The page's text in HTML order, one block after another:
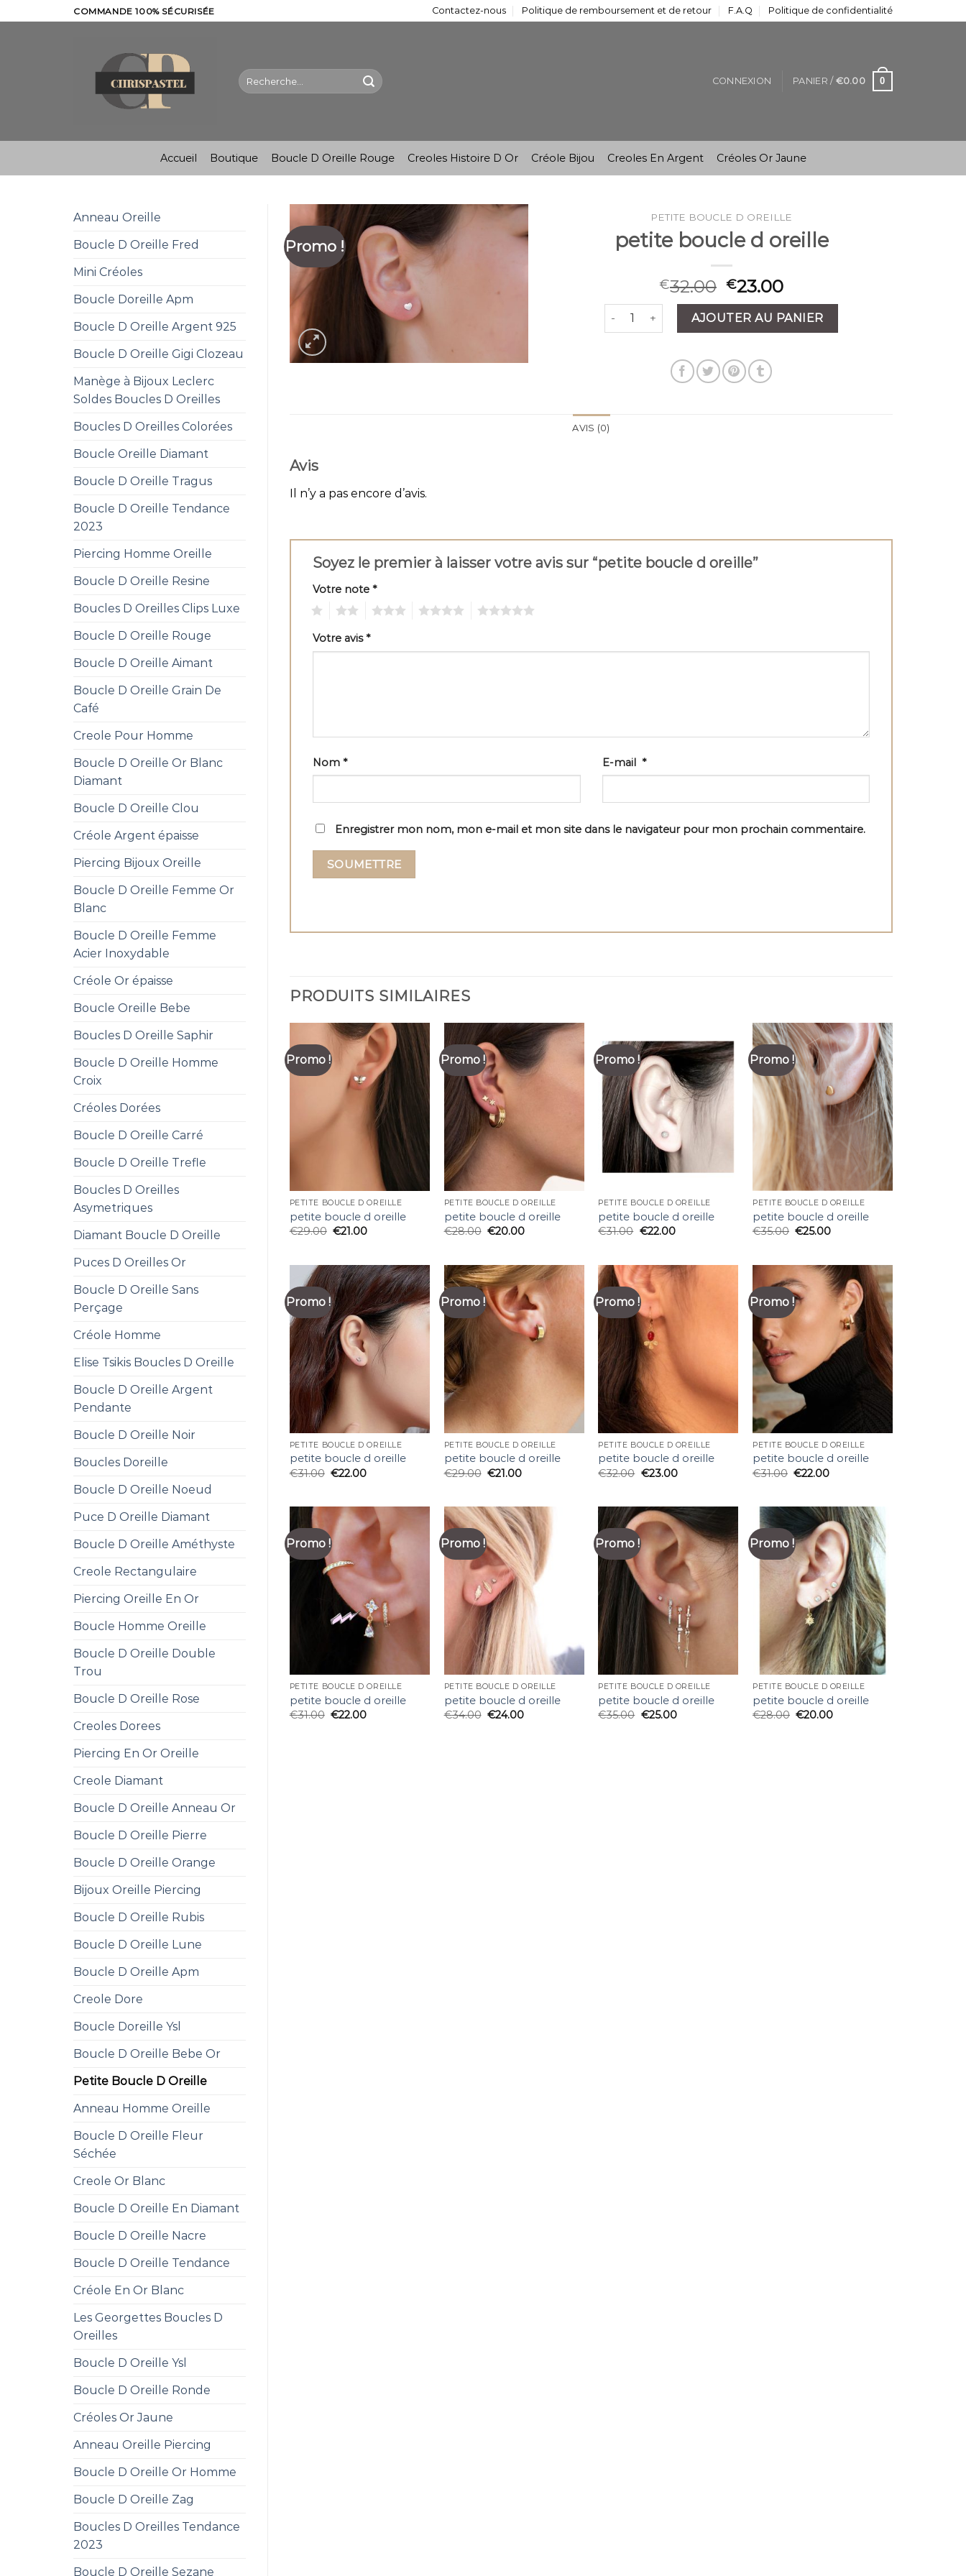
to
COMMANDE 100% SÉCURISÉE Contactez-nous Politique de remboursement et de retour F.A.Q Politique de confidentialité
Recherche
pour :
CONNEXION PANIER / €0.00 0
Accueil Boutique Boucle D Oreille Rouge Creoles Histoire D Or Créole Bijou Creoles En Argent Créoles Or Jaune
Anneau Oreille
Boucle D Oreille Fred
Mini Créoles
Boucle Doreille Apm
Boucle D Oreille Argent 925
Boucle D Oreille Gigi Clozeau
Manège à Bijoux Leclerc
Soldes Boucles D Oreilles
Boucles D Oreilles Colorées
Boucle Oreille Diamant
Boucle D Oreille Tragus
Boucle D Oreille Tendance
2023
Piercing Homme Oreille
Boucle D Oreille Resine
Boucles D Oreilles Clips Luxe
Boucle D Oreille Rouge
Boucle D Oreille Aimant
Boucle D Oreille Grain De
Café
Creole Pour Homme
Boucle D Oreille Or Blanc
Diamant
Boucle D Oreille Clou
Créole Argent épaisse
Piercing Bijoux Oreille
Boucle D Oreille Femme Or
Blanc
Boucle D Oreille Femme
Acier Inoxydable
Créole Or épaisse
Boucle Oreille Bebe
Boucles D Oreille Saphir
Boucle D Oreille Homme
Croix
Créoles Dorées
Boucle D Oreille Carré
Boucle D Oreille Trefle
Boucles D Oreilles
Asymetriques
Diamant Boucle D Oreille
Puces D Oreilles Or
Boucle D Oreille Sans
Perçage
Créole Homme
Elise Tsikis Boucles D Oreille
Boucle D Oreille Argent
Pendante
Boucle D Oreille Noir
Boucles Doreille
Boucle D Oreille Noeud
Puce D Oreille Diamant
Boucle D Oreille Améthyste
Creole Rectangulaire
Piercing Oreille En Or
Boucle Homme Oreille
Boucle D Oreille Double
Trou
Boucle D Oreille Rose
Creoles Dorees
Piercing En Or Oreille
Creole Diamant
Boucle D Oreille Anneau Or
Boucle D Oreille Pierre
Boucle D Oreille Orange
Bijoux Oreille Piercing
Boucle D Oreille Rubis
Boucle D Oreille Lune
Boucle D Oreille Apm
Creole Dore
Boucle Doreille Ysl
Boucle D Oreille Bebe Or
Petite Boucle D Oreille
Anneau Homme Oreille
Boucle D Oreille Fleur
Séchée
Creole Or Blanc
Boucle D Oreille En Diamant
Boucle D Oreille Nacre
Boucle D Oreille Tendance
Créole En Or Blanc
Les Georgettes Boucles D
Oreilles
Boucle D Oreille Ysl
Boucle D Oreille Ronde
Créoles Or Jaune
Anneau Oreille Piercing
Boucle D Oreille Or Homme
Boucle D Oreille Zag
Boucles D Oreilles Tendance
2023
Boucle D Oreille Sezane
Promo !
PETITE BOUCLE D OREILLE
petite boucle d oreille
€32.00 €23.00
quantité de petite boucle d oreille
AJOUTER AU PANIER
AVIS (0)
Avis
Il n’y a pas encore d’avis.
Soyez le premier à laisser votre avis sur “petite boucle d oreille”
Votre note *
Votre avis*
Nom * E-mail *
Enregistrer mon nom, mon e-mail et mon site dans le navigateur pour mon prochain commentaire.
PRODUITS SIMILAIRES
Promo !
PETITE BOUCLE D OREILLE
petite boucle d oreille
€29.00 €21.00
Promo !
PETITE BOUCLE D OREILLE
petite boucle d oreille
€28.00 €20.00
Promo !
PETITE BOUCLE D OREILLE
petite boucle d oreille
€31.00 €22.00
Promo !
PETITE BOUCLE D OREILLE
petite boucle d oreille
€35.00 €25.00
Promo !
PETITE BOUCLE D OREILLE
petite boucle d oreille
€31.00 €22.00
Promo !
PETITE BOUCLE D OREILLE
petite boucle d oreille
€29.00 €21.00
Promo !
PETITE BOUCLE D OREILLE
petite boucle d oreille
€32.00 €23.00
Promo !
PETITE BOUCLE D OREILLE
petite boucle d oreille
€31.00 €22.00
Promo !
PETITE BOUCLE D OREILLE
petite boucle d oreille
€31.00 €22.00
Promo !
PETITE BOUCLE D OREILLE
petite boucle d oreille
€34.00 €24.00
Promo !
PETITE BOUCLE D OREILLE
petite boucle d oreille
€35.00 €25.00
Promo !
PETITE BOUCLE D OREILLE
petite boucle d oreille
€28.00 €20.00